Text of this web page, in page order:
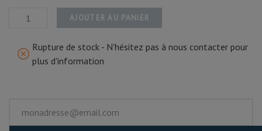
AJOUTER AU PANIER
Rupture de stock - N'hésitez pas à nous contacter pour
plus d'information